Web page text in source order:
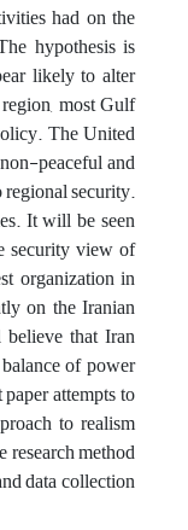
had on the
hypothesis is
likely to alter
most Gulf
The United
peaceful and
regional security.
It will be seen
security view of
organization in
on the Iranian
believe that Iran
of power
attempts to
to realism
method
data collection